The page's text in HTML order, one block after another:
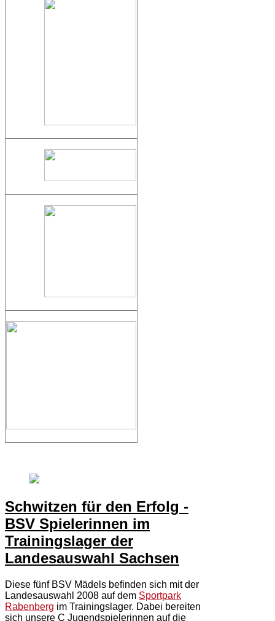
Schwitzen für den Erfolg -
BSV Spielerinnen im
Trainingslager der
Landesauswahl Sachsen
Diese fünf BSV Mädels befinden sich mit der
Landesauswahl 2008 auf dem Sportpark
Rabenberg im Trainingslager. Dabei bereiten
sich unsere C Jugendspielerinnen auf die